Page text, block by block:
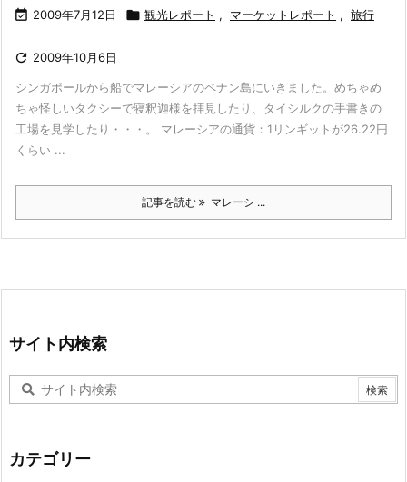
 2009年7月12日  観光レポート , マーケットレポート , 旅行
 2009年10月6日
シンガポールから船でマレーシアのペナン島にいきました。めちゃめ
ちゃ怪しいタクシーで寝釈迦様を拝見したり、タイシルクの手書きの
工場を見学したり・・・。 マレーシアの通貨：1リンギットが26.22円
くらい ...
記事を読む マレーシ ...
サイト内検索
カテゴリー